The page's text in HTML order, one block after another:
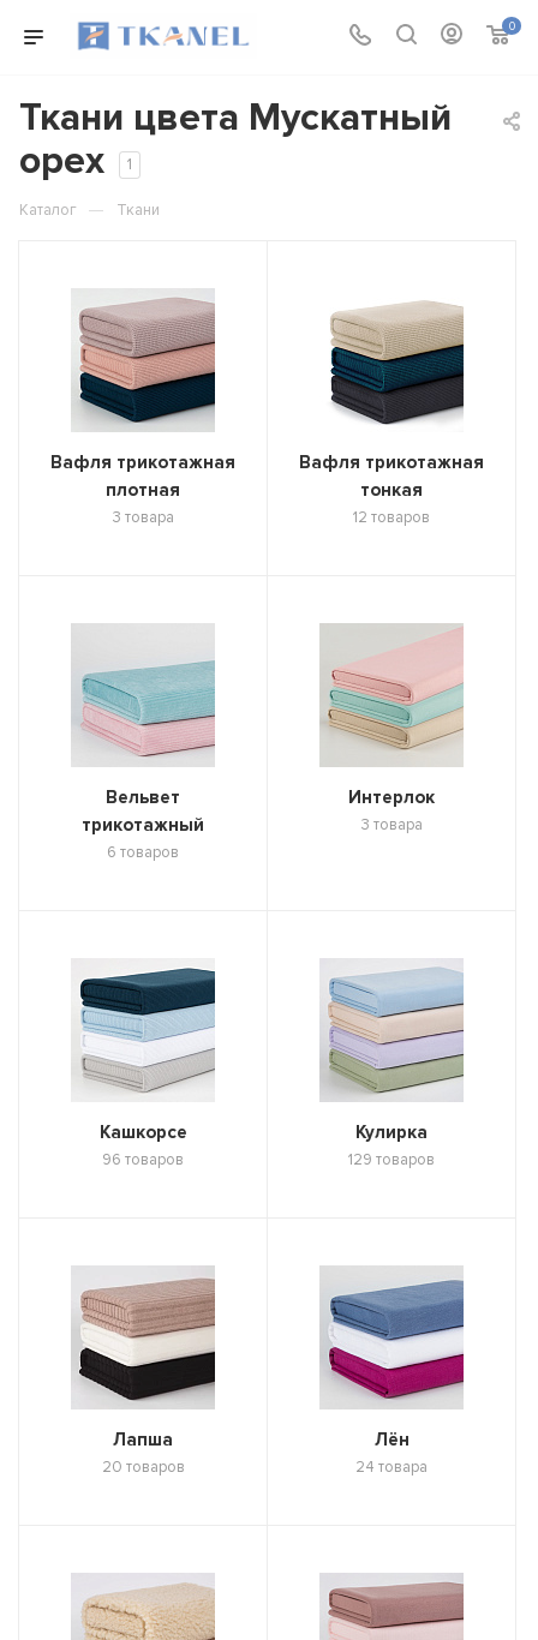
0
Ткани цвета Мускатный
орех
1
Каталог — Ткани
Вафля трикотажная
плотная
3 товара
Вафля трикотажная
тонкая
12 товаров
Вельвет
трикотажный
6 товаров
Интерлок
3 товара
Кашкорсе
96 товаров
Кулирка
129 товаров
Лапша
20 товаров
Лён
24 товара